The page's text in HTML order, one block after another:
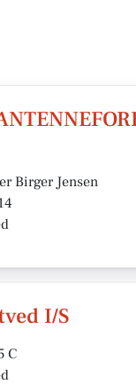
Birger Jensen
I/S
C